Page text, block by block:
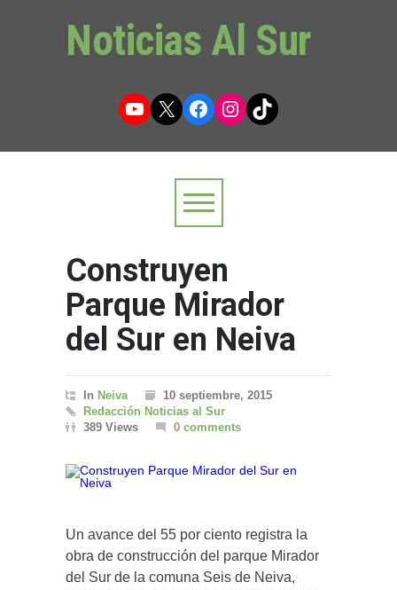
Noticias Al Sur
YouTube
X Facebook
Instagram
TikTok
Construyen
Parque Mirador
del Sur en Neiva
In Neiva
10 septiembre, 2015
Redacción Noticias al Sur
389 Views
0 comments
Un avance del 55 por ciento registra la
obra de construcción del parque Mirador
del Sur de la comuna Seis de Neiva,